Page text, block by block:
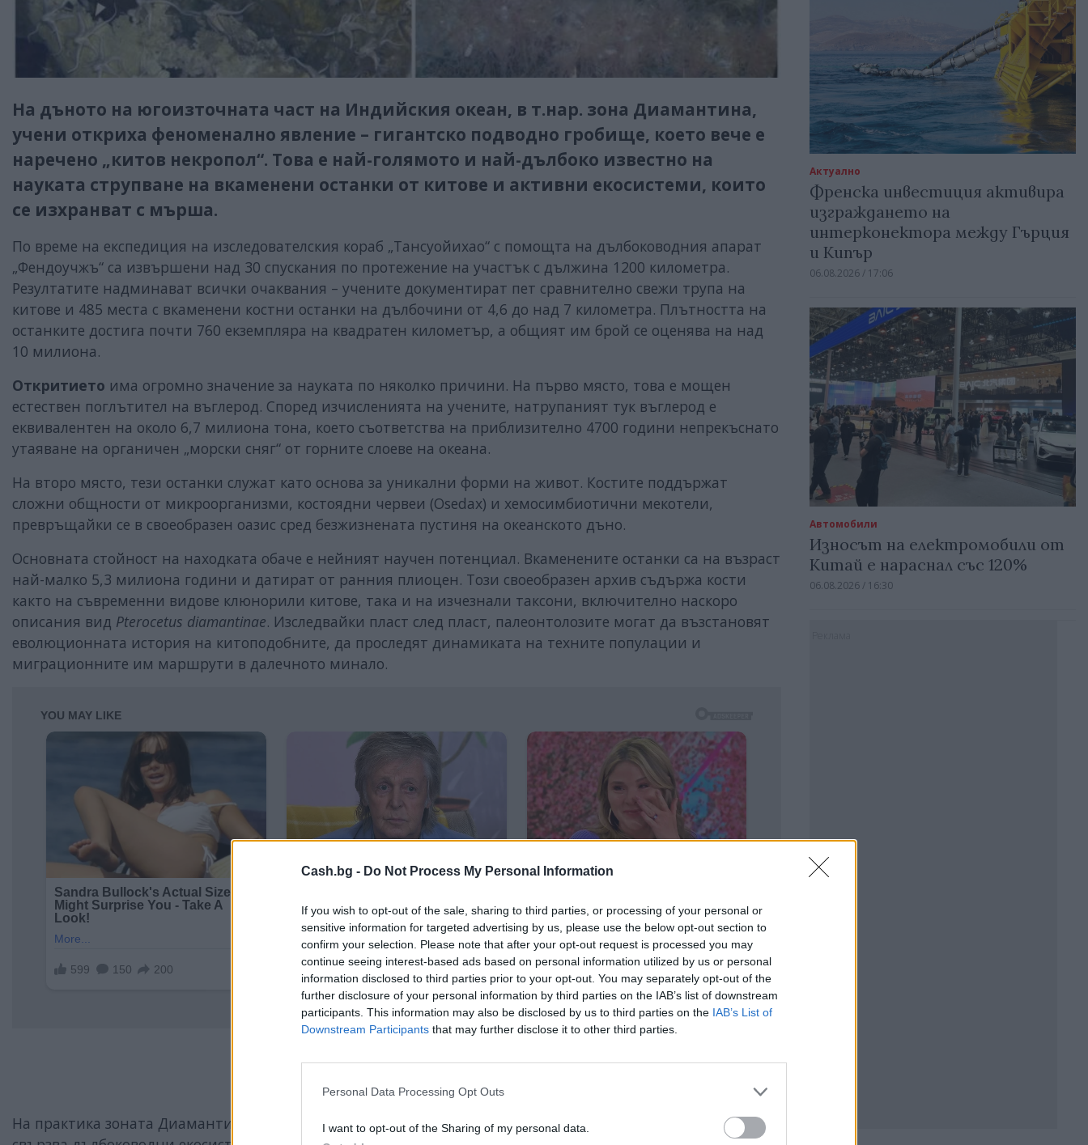
Cash.bg - Do Not Process My Personal Information
If you wish to opt-out of the sale, sharing to third parties, or processing of your personal or
sensitive information for targeted advertising by us, please use the below opt-out section to
confirm your selection. Please note that after your opt-out request is processed you may
continue seeing interest-based ads based on personal information utilized by us or personal
information disclosed to third parties prior to your opt-out. You may separately opt-out of the
further disclosure of your personal information by third parties on the IAB’s list of downstream
participants. This information may also be disclosed by us to third parties on the IAB’s List of
Downstream Participants that may further disclose it to other third parties.
Personal Data Processing Opt Outs
I want to opt-out of the Sharing of my personal data.
На дъното на югоизточната част на Индийския океан, в т.нар. зона Диамантина,
учени откриха феноменално явление – гигантско подводно гробище, което вече е
наречено „китов некропол“. Това е най-голямото и най-дълбоко известно на
науката струпване на вкаменени останки от китове и активни екосистеми, които
се изхранват с мърша.
По време на експедиция на изследователския кораб „Тансуойихао“ с помощта на дълбоководния апарат
„Фендоучжъ“ са извършени над 30 спускания по протежение на участък с дължина 1200 километра.
Резултатите надминават всички очаквания – учените документират пет сравнително свежи трупа на
китове и 485 места с вкаменени костни останки на дълбочини от 4,6 до над 7 километра. Плътността на
останките достига почти 760 екземпляра на квадратен километър, а общият им брой се оценява на над
10 милиона.
Откритието има огромно значение за науката по няколко причини. На първо място, това е мощен
естествен поглътител на въглерод. Според изчисленията на учените, натрупаният тук въглерод е
еквивалентен на около 6,7 милиона тона, което съответства на приблизително 4700 години непрекъснато
утаяване на органичен „морски сняг“ от горните слоеве на океана.
На второ място, тези останки служат като основа за уникални форми на живот. Костите поддържат
сложни общности от микроорганизми, костоядни червеи (Osedax) и хемосимбиотични мекотели,
превръщайки се в своеобразен оазис сред безжизнената пустиня на океанското дъно.
Основната стойност на находката обаче е нейният научен потенциал. Вкаменените останки са на възраст
най-малко 5,3 милиона години и датират от ранния плиоцен. Този своеобразен архив съдържа кости
както на съвременни видове клюнорили китове, така и на изчезнали таксони, включително наскоро
описания вид Pterocetus diamantinae. Изследвайки пласт след пласт, палеонтолозите могат да възстановят
еволюционната история на китоподобните, да проследят динамиката на техните популации и
миграционните им маршрути в далечното минало.
На практика зоната Диамантина представлява уникален „коридор на хемосинтетичния живот“, който
Актуално
Френска инвестиция активира
изграждането на
интерконектора между Гърция
и Кипър
06.08.2026 / 17:06
Автомобили
Износът на електромобили от
Китай е нараснал със 120%
06.08.2026 / 16:30